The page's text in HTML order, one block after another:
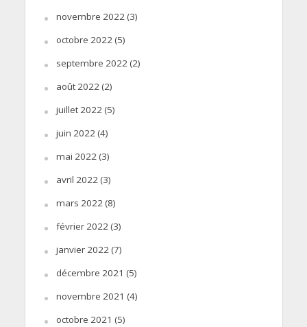
novembre 2022(3)
octobre 2022(5)
septembre 2022(2)
août 2022(2)
juillet 2022(5)
juin 2022(4)
mai 2022(3)
avril 2022(3)
mars 2022(8)
février 2022(3)
janvier 2022(7)
décembre 2021 (5)
novembre 2021 (4)
octobre 2021 (5)